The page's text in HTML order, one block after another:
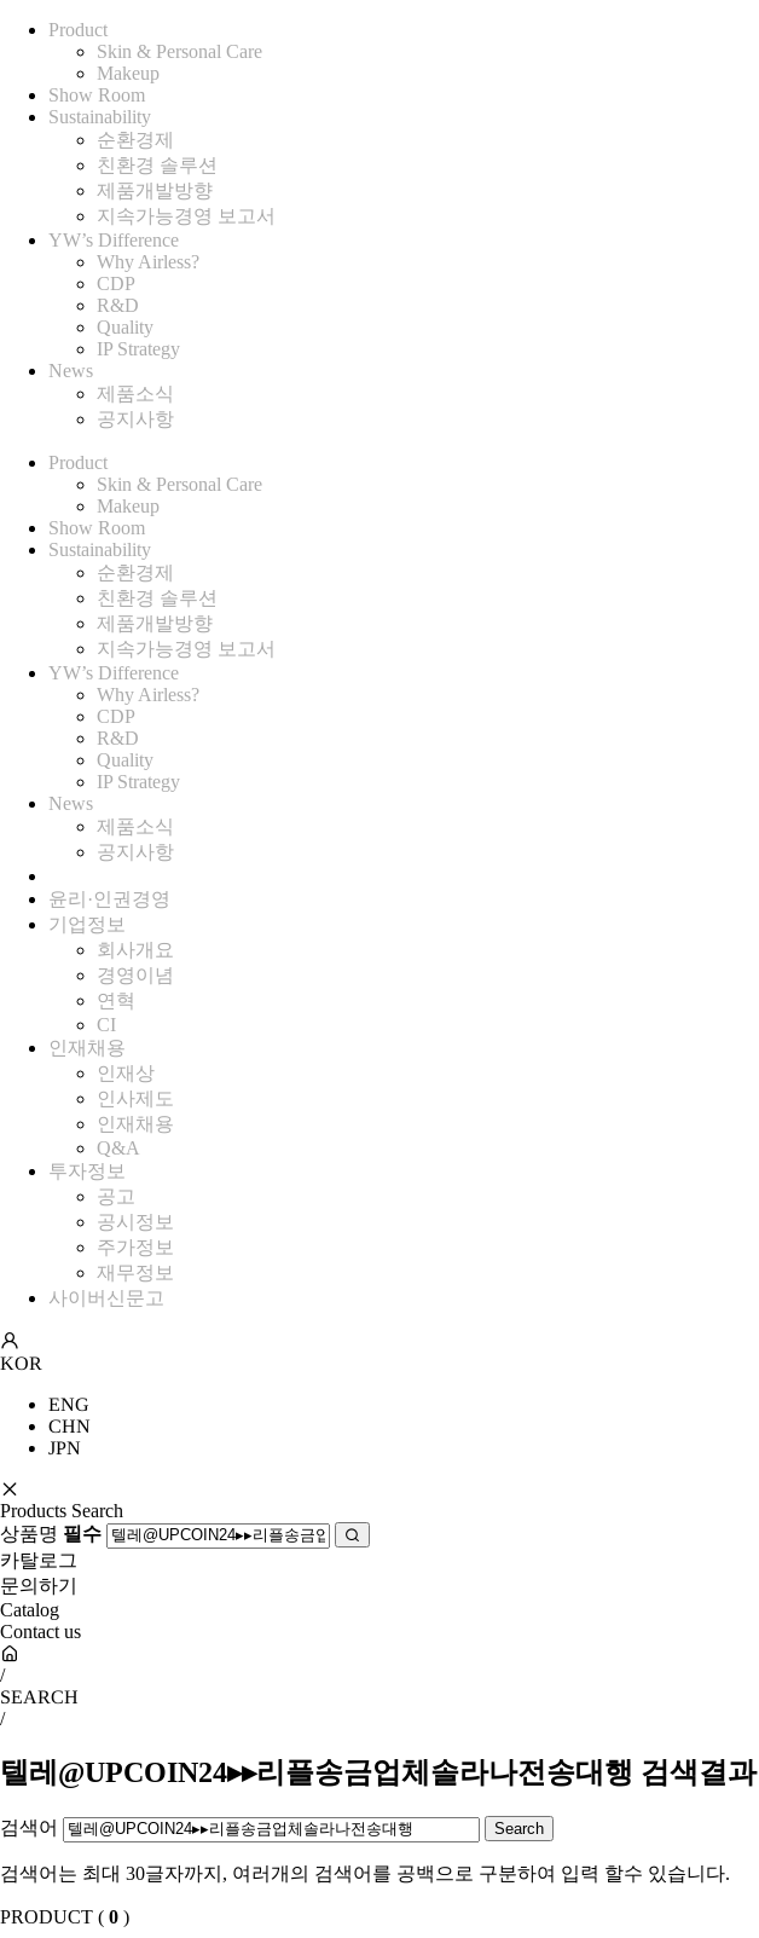
Product
Skin & Personal Care
Makeup
Show Room
Sustainability
순환경제
친환경 솔루션
제품개발방향
지속가능경영 보고서
YW’s Difference
Why Airless?
CDP
R&D
Quality
IP Strategy
News
제품소식
공지사항
Product
Skin & Personal Care
Makeup
Show Room
Sustainability
순환경제
친환경 솔루션
제품개발방향
지속가능경영 보고서
YW’s Difference
Why Airless?
CDP
R&D
Quality
IP Strategy
News
제품소식
공지사항
윤리·인권경영
기업정보
회사개요
경영이념
연혁
CI
인재채용
인재상
인사제도
인재채용
Q&A
투자정보
공고
공시정보
주가정보
재무정보
사이버신문고
KOR
ENG
CHN
JPN
Products Search
상품명 필수
카탈로그
문의하기
Catalog
Contact us
/
SEARCH
/
텔레@UPCOIN24▸▸리플송금업체솔라나전송대행 검색결과
검색어
검색어는 최대 30글자까지, 여러개의 검색어를 공백으로 구분하여 입력 할수 있습니다.
PRODUCT ( 0 )